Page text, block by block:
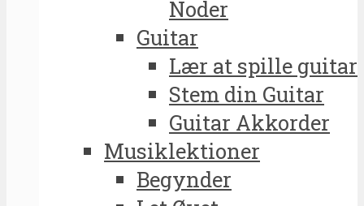
Noder
Guitar
Lær at spille guitar
Stem din Guitar
Guitar Akkorder
Musiklektioner
Begynder